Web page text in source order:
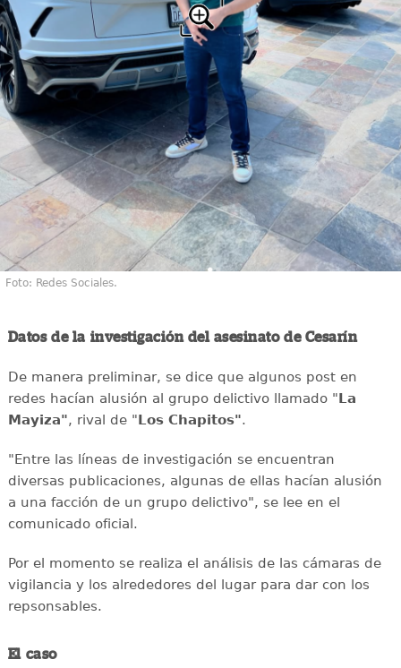
Foto: Redes Sociales.
Datos de la investigación del asesinato de Cesarín
De manera preliminar, se dice que algunos post en
redes hacían alusión al grupo delictivo llamado "La
Mayiza", rival de "Los Chapitos".
"Entre las líneas de investigación se encuentran
diversas publicaciones, algunas de ellas hacían alusión
a una facción de un grupo delictivo", se lee en el
comunicado oficial.
Por el momento se realiza el análisis de las cámaras de
vigilancia y los alrededores del lugar para dar con los
repsonsables.
El caso